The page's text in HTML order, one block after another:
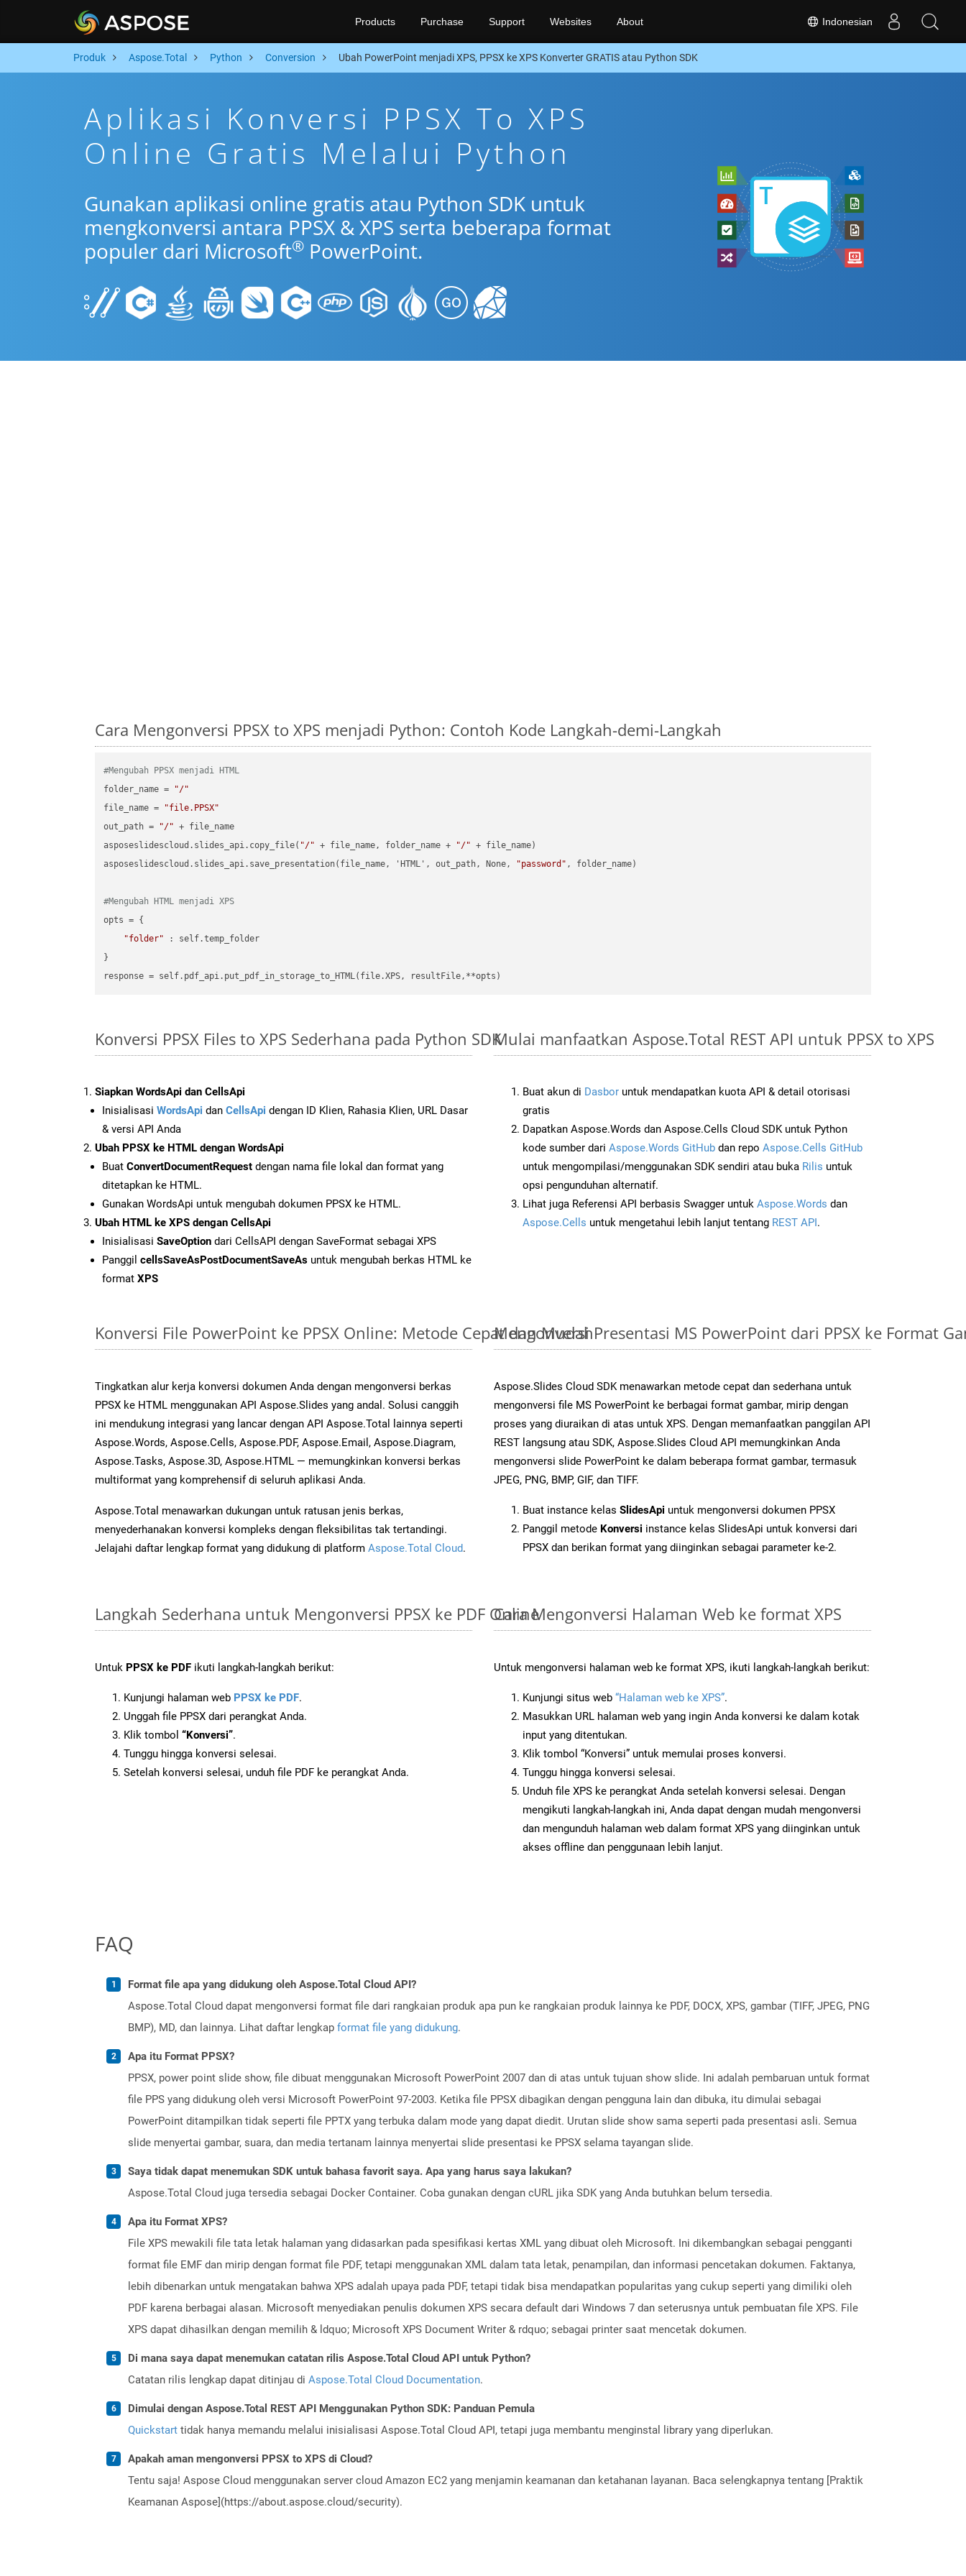
Indonesian
Products Purchase Support Websites About
Produk Aspose.Total Python Conversion Ubah PowerPoint menjadi XPS, PPSX ke XPS Konverter GRATIS atau Python SDK
Aplikasi Konversi PPSX To XPS
Online Gratis Melalui Python
Gunakan aplikasi online gratis atau Python SDK untuk
mengkonversi antara PPSX & XPS serta beberapa format
populer dari Microsoft® PowerPoint.
Cara Mengonversi PPSX to XPS menjadi Python: Contoh Kode Langkah-demi-Langkah
#Mengubah PPSX menjadi HTML
folder_name =
"/"
file_name =
"file.PPSX"
out_path =
"/" + file_name
asposeslidescloud.slides_api.copy_file( "/" + file_name, folder_name + "/" + file_name)
asposeslidescloud.slides_api.save_presentation(file_name, 'HTML', out_path, None,
"password" , folder_name)
#Mengubah HTML menjadi XPS
opts = {
"folder" : self.temp_folder
}
Konversi PPSX Files to XPS Sederhana pada Python SDK
Siapkan WordsApi dan CellsApi
Inisialisasi WordsApi dan CellsApi dengan ID Klien, Rahasia Klien, URL Dasar
& versi API Anda
Ubah PPSX ke HTML dengan WordsApi
Buat ConvertDocumentRequest dengan nama file lokal dan format yang
ditetapkan ke HTML.
Gunakan WordsApi untuk mengubah dokumen PPSX ke HTML.
Ubah HTML ke XPS dengan CellsApi
Inisialisasi SaveOption dari CellsAPI dengan SaveFormat sebagai XPS
Panggil cellsSaveAsPostDocumentSaveAs untuk mengubah berkas HTML ke
format XPS
Mulai manfaatkan Aspose.Total REST API untuk PPSX to XPS
Buat akun di Dasbor untuk mendapatkan kuota API & detail otorisasi
gratis
Dapatkan Aspose.Words dan Aspose.Cells Cloud SDK untuk Python
kode sumber dari Aspose.Words GitHub dan repo Aspose.Cells GitHub
untuk mengompilasi/menggunakan SDK sendiri atau buka Rilis untuk
opsi pengunduhan alternatif.
Lihat juga Referensi API berbasis Swagger untuk Aspose.Words dan
Aspose.Cells untuk mengetahui lebih lanjut tentang REST API.
Konversi File PowerPoint ke PPSX Online: Metode Cepat dan Mudah
Tingkatkan alur kerja konversi dokumen Anda dengan mengonversi berkas
PPSX ke HTML menggunakan API Aspose.Slides yang andal. Solusi canggih
ini mendukung integrasi yang lancar dengan API Aspose.Total lainnya seperti
Aspose.Words, Aspose.Cells, Aspose.PDF, Aspose.Email, Aspose.Diagram,
Aspose.Tasks, Aspose.3D, Aspose.HTML — memungkinkan konversi berkas
multiformat yang komprehensif di seluruh aplikasi Anda.
Aspose.Total menawarkan dukungan untuk ratusan jenis berkas,
menyederhanakan konversi kompleks dengan fleksibilitas tak tertandingi.
Jelajahi daftar lengkap format yang didukung di platform Aspose.Total Cloud.
Mengonversi Presentasi MS PowerPoint dari PPSX ke Format
Aspose.Slides Cloud SDK menawarkan metode cepat dan sederhana untuk
mengonversi file MS PowerPoint ke berbagai format gambar, mirip dengan
proses yang diuraikan di atas untuk XPS. Dengan memanfaatkan panggilan API
REST langsung atau SDK, Aspose.Slides Cloud API memungkinkan Anda
mengonversi slide PowerPoint ke dalam beberapa format gambar, termasuk
JPEG, PNG, BMP, GIF, dan TIFF.
Buat instance kelas SlidesApi untuk mengonversi dokumen PPSX
Panggil metode Konversi instance kelas SlidesApi untuk konversi dari
PPSX dan berikan format yang diinginkan sebagai parameter ke-2.
Langkah Sederhana untuk Mengonversi PPSX ke PDF Online
Untuk PPSX ke PDF ikuti langkah-langkah berikut:
Kunjungi halaman web PPSX ke PDF.
Unggah file PPSX dari perangkat Anda.
Klik tombol “Konversi”.
Tunggu hingga konversi selesai.
Setelah konversi selesai, unduh file PDF ke perangkat Anda.
Cara Mengonversi Halaman Web ke format XPS
Untuk mengonversi halaman web ke format XPS, ikuti langkah-langkah berikut:
Kunjungi situs web “Halaman web ke XPS”.
Masukkan URL halaman web yang ingin Anda konversi ke dalam kotak
input yang ditentukan.
Klik tombol “Konversi” untuk memulai proses konversi.
Tunggu hingga konversi selesai.
Unduh file XPS ke perangkat Anda setelah konversi selesai. Dengan
mengikuti langkah-langkah ini, Anda dapat dengan mudah mengonversi
dan mengunduh halaman web dalam format XPS yang diinginkan untuk
akses offline dan penggunaan lebih lanjut.
FAQ
Format file apa yang didukung oleh Aspose.Total Cloud API?
Aspose.Total Cloud dapat mengonversi format file dari rangkaian produk apa pun ke rangkaian produk lainnya ke PDF, DOCX, XPS, gambar (TIFF, JPEG, PNG
BMP), MD, dan lainnya. Lihat daftar lengkap format file yang didukung.
Apa itu Format PPSX?
PPSX, power point slide show, file dibuat menggunakan Microsoft PowerPoint 2007 dan di atas untuk tujuan show slide. Ini adalah pembaruan untuk format
file PPS yang didukung oleh versi Microsoft PowerPoint 97-2003. Ketika file PPSX dibagikan dengan pengguna lain dan dibuka, itu dimulai sebagai
PowerPoint ditampilkan tidak seperti file PPTX yang terbuka dalam mode yang dapat diedit. Urutan slide show sama seperti pada presentasi asli. Semua
slide menyertai gambar, suara, dan media tertanam lainnya menyertai slide presentasi ke PPSX selama tayangan slide.
Saya tidak dapat menemukan SDK untuk bahasa favorit saya. Apa yang harus saya lakukan?
Aspose.Total Cloud juga tersedia sebagai Docker Container. Coba gunakan dengan cURL jika SDK yang Anda butuhkan belum tersedia.
Apa itu Format XPS?
File XPS mewakili file tata letak halaman yang didasarkan pada spesifikasi kertas XML yang dibuat oleh Microsoft. Ini dikembangkan sebagai pengganti
format file EMF dan mirip dengan format file PDF, tetapi menggunakan XML dalam tata letak, penampilan, dan informasi pencetakan dokumen. Faktanya,
lebih dibenarkan untuk mengatakan bahwa XPS adalah upaya pada PDF, tetapi tidak bisa mendapatkan popularitas yang cukup seperti yang dimiliki oleh
PDF karena berbagai alasan. Microsoft menyediakan penulis dokumen XPS secara default dari Windows 7 dan seterusnya untuk pembuatan file XPS. File
XPS dapat dihasilkan dengan memilih & ldquo; Microsoft XPS Document Writer & rdquo; sebagai printer saat mencetak dokumen.
Di mana saya dapat menemukan catatan rilis Aspose.Total Cloud API untuk Python?
Catatan rilis lengkap dapat ditinjau di Aspose.Total Cloud Documentation.
Dimulai dengan Aspose.Total REST API Menggunakan Python SDK: Panduan Pemula
Quickstart tidak hanya memandu melalui inisialisasi Aspose.Total Cloud API, tetapi juga membantu menginstal library yang diperlukan.
Apakah aman mengonversi PPSX to XPS di Cloud?
Tentu saja! Aspose Cloud menggunakan server cloud Amazon EC2 yang menjamin keamanan dan ketahanan layanan. Baca selengkapnya tentang [Praktik
Keamanan Aspose](https://about.aspose.cloud/security).